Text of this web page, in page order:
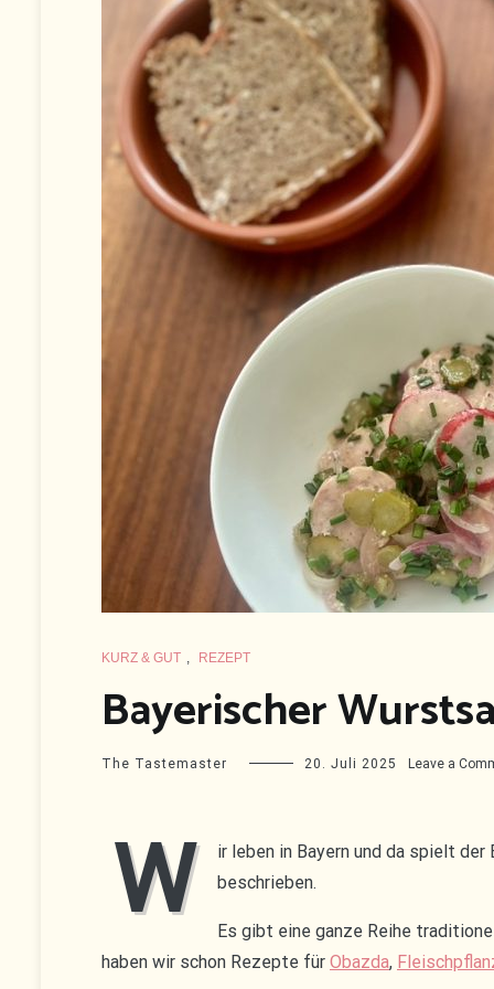
KURZ & GUT , REZEPT
Bayerischer
The Tastemaster 20. Juli 2025 Leave a
W
ir leben in Bayern und da spielt
beschrieben.
Es gibt eine ganze Reihe
haben wir schon Rezepte für Obazda,